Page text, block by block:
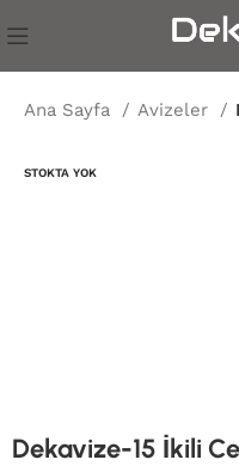
Ana Sayfa Avizeler
STOKTA YOK
Dekavize-15 İkili